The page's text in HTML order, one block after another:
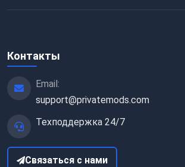
Контакты
Email:
support@privatemods.com
Техподдержка 24/7
Связаться с нами